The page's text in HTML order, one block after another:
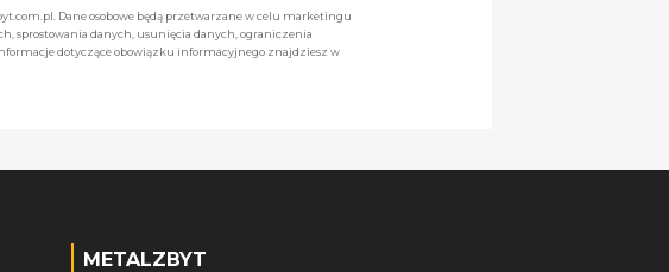
Dane osobowe będą przetwarzane w celu marketingu
sprostowania danych, usunięcia danych, ograniczenia
dotyczące obowiązku informacyjnego znajdziesz w
METALZBYT